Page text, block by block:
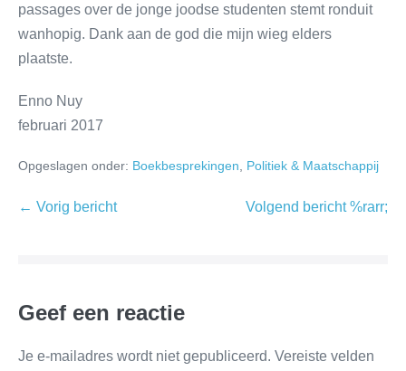
passages over de jonge joodse studenten stemt ronduit
wanhopig. Dank aan de god die mijn wieg elders
plaatste.
Enno Nuy
februari 2017
Opgeslagen onder: Boekbesprekingen Politiek & Maatschappij
← Vorig bericht Volgend bericht %rarr;
Geef een reactie
Je e-mailadres wordt niet gepubliceerd. Vereiste velden